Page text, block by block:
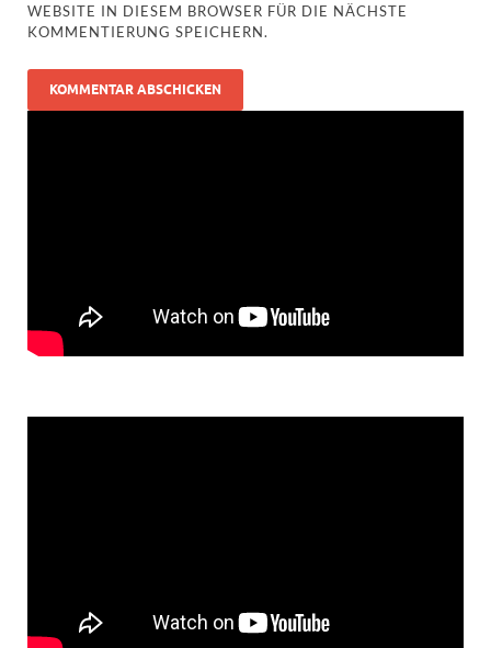
WEBSITE IN DIESEM BROWSER FÜR DIE NÄCHSTE
KOMMENTIERUNG SPEICHERN.